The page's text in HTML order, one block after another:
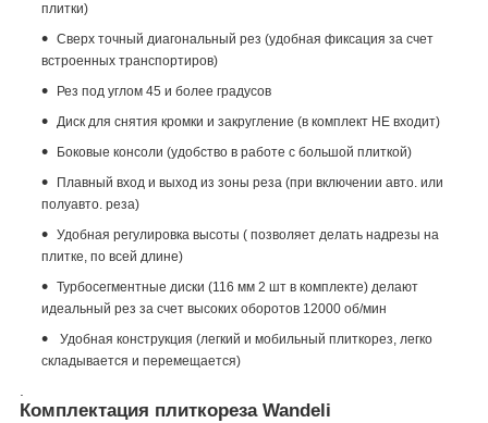
плитки)
Сверх точный диагональный рез (удобная фиксация за счет
встроенных транспортиров)
Рез под углом 45 и более градусов
Диск для снятия кромки и закругление (в комплект НЕ входит)
Боковые консоли (удобство в работе с большой плиткой)
Плавный вход и выход из зоны реза (при включении авто. или
полуавто. реза)
Удобная регулировка высоты ( позволяет делать надрезы на
плитке, по всей длине)
Турбосегментные диски (116 мм 2 шт в комплекте) делают
идеальный рез за счет высоких оборотов 12000 об/мин
Удобная конструкция (легкий и мобильный плиткорез, легко
складывается и перемещается)
.
Комплектация плиткореза Wandeli